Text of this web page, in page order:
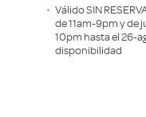
Válido SIN
de 11am-9pm y de
10pm hasta el 26-
disponibilidad